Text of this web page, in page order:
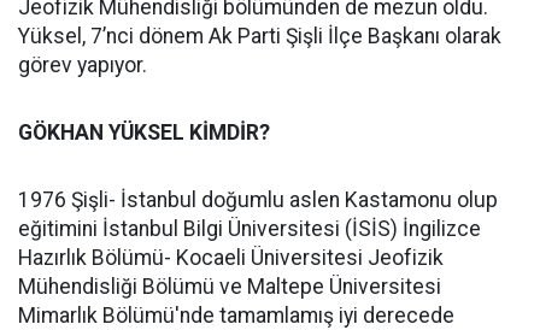
Jeofizik Mühendisliği bölümünden de mezun oldu.
Yüksel, 7’nci dönem Ak Parti Şişli İlçe Başkanı olarak
görev yapıyor.
GÖKHAN YÜKSEL KİMDİR?
1976 Şişli- İstanbul doğumlu aslen Kastamonu olup
eğitimini İstanbul Bilgi Üniversitesi (İSİS) İngilizce
Hazırlık Bölümü- Kocaeli Üniversitesi Jeofizik
Mühendisliği Bölümü ve Maltepe Üniversitesi
Mimarlık Bölümü'nde tamamlamış iyi derecede